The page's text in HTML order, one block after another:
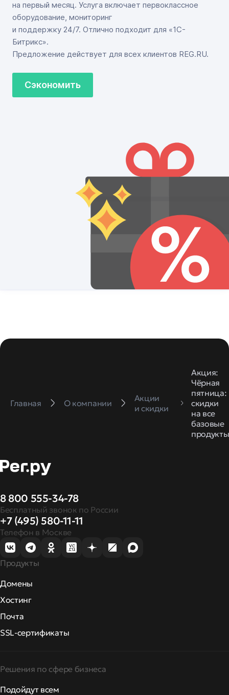
на первый месяц. Услуга включает первоклассное
оборудование, мониторинг
и поддержку 24/7. Отлично подходит для «1С-
Битрикс».
Предложение действует для всех клиентов REG.RU.
Сэкономить
Главная О компании
Акции
и скидки
Акция:
Чёрная
пятница:
скидки
на все
базовые
продукты
8 800 555-34-78
Бесплатный звонок по России
+7 (495) 580-11-11
Телефон в Москве
Продукты
Домены
Хостинг
Почта
SSL-сертификаты
Решения по сфере бизнеса
Подойдут всем